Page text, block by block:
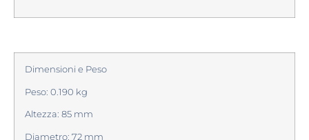
Dimensioni e Peso
Peso: 0.190 kg
Altezza: 85 mm
Diametro: 72 mm